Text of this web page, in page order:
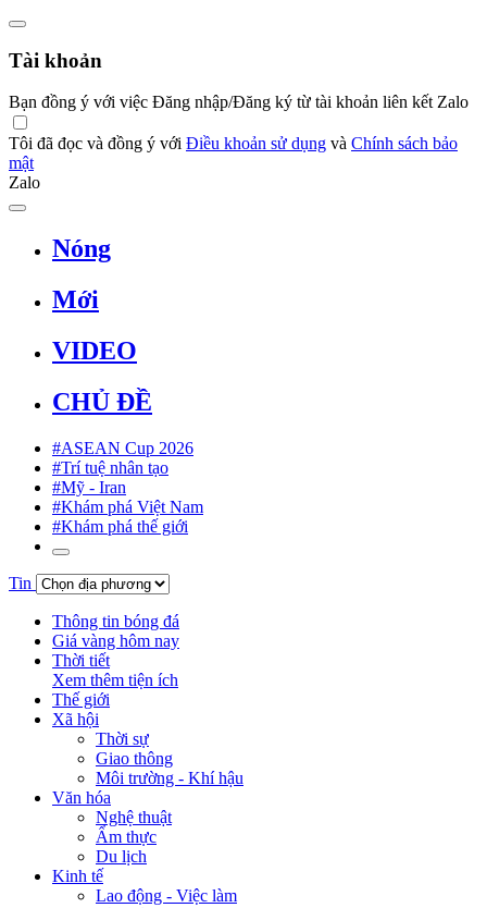
Tài khoản
Bạn đồng ý với việc Đăng nhập/Đăng ký từ tài khoản liên kết Zalo
Tôi đã đọc và đồng ý với Điều khoản sử dụng và Chính sách bảo
mật
Zalo
Nóng
Mới
VIDEO
CHỦ ĐỀ
#ASEAN Cup 2026
#Trí tuệ nhân tạo
#Mỹ - Iran
#Khám phá Việt Nam
#Khám phá thế giới
Tin
Thông tin bóng đá
Giá vàng hôm nay
Thời tiết
Xem thêm tiện ích
Thế giới
Xã hội
Thời sự
Giao thông
Môi trường - Khí hậu
Văn hóa
Nghệ thuật
Ẩm thực
Du lịch
Kinh tế
Lao động - Việc làm